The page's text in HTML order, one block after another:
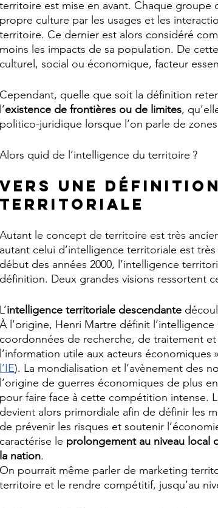
territoire est mise en avant. Chaque groupe
propre culture par les usages et les
territoire. Ce dernier est alors considéré
moins les impacts de sa population. De
culturel, social ou économique, facteur
Cependant, quelle que soit la définition
l’existence de frontières ou de limites,
politico-juridique lorsque l’on parle de
Alors quid de l’intelligence du territoire ?
Vers une
territoriale
Autant le concept de territoire est très
autant celui d’intelligence territoriale est
début des années 2000, l’intelligence
définition. Deux grandes visions ressortent
L’intelligence territoriale descendante
À l’origine, Henri Martre définit
coordonnées de recherche, de traitement
l’information utile aux acteurs économiques
l’IE). La mondialisation et l’avènement des
l’origine de guerres économiques de plus
pour faire face à cette compétition intense.
devient alors primordiale afin de définir les
de prévenir les risques et soutenir
caractérise le prolongement au niveau
la nation.
On pourrait même parler de marketing
territoire et le rendre compétitif, jusqu’au